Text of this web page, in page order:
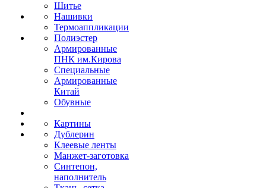
Шитье
Нашивки
Термоаппликации
Полиэстер
Армированные
ПНК им.Кирова
Специальные
Армированные
Китай
Обувные
Картины
Дублерин
Клеевые ленты
Манжет-заготовка
Синтепон,
наполнитель